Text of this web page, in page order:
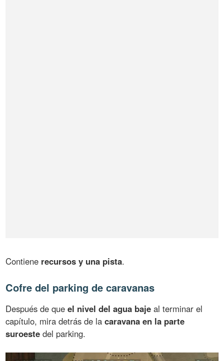
Contiene recursos y una pista.
Cofre del parking de caravanas
Después de queel nivel del agua baje al terminar el
capítulo, mira detrás de lacaravana en la parte
suroeste del parking.